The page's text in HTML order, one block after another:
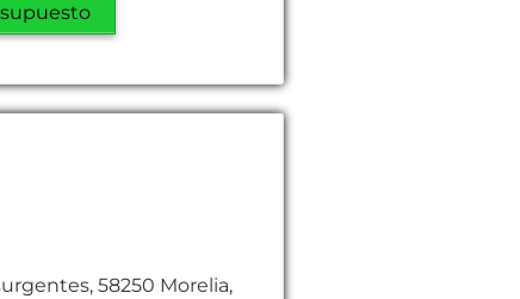
58250 Morelia,